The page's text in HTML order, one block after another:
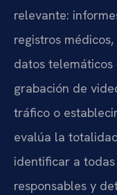
relevante:
registros
datos
grabación de
tráfico o
evalúa la
identificar a
responsables y